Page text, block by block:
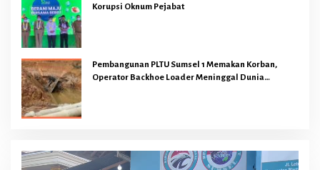
Korupsi Oknum Pejabat
Pembangunan PLTU Sumsel 1 Memakan Korban,
Operator Backhoe Loader Meninggal Dunia
Pemutar